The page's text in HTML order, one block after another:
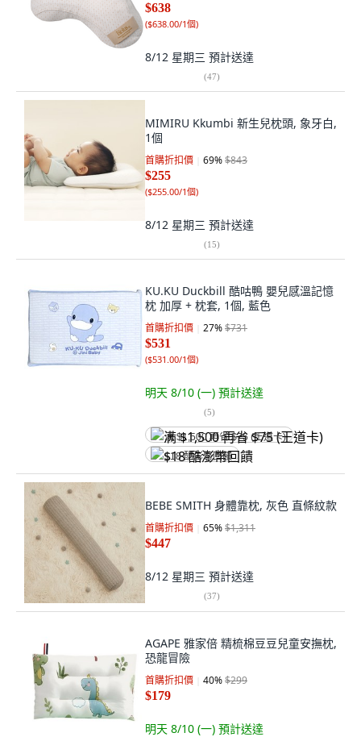
$638
($638.00/1個)
8/12 星期三 預計送達
(47)
MIMIRU Kkumbi 新生兒枕頭, 象牙白,
1個
首購折扣價 69%$843
$255
($255.00/1個)
8/12 星期三 預計送達
(15)
KU.KU Duckbill 酷咕鴨 嬰兒感溫記憶
枕 加厚 + 枕套, 1個, 藍色
首購折扣價 27%$731
$531
($531.00/1個)
明天 8/10 (一) 預計送達
(5)
满 $1,500 再省 $75 (王道卡)
$18 酷澎幣回饋
BEBE SMITH 身體靠枕, 灰色 直條紋款
首購折扣價 65%$1,311
$447
8/12 星期三 預計送達
(37)
AGAPE 雅家倍 精梳棉豆豆兒童安撫枕,
恐龍冒險
首購折扣價 40%$299
$179
明天 8/10 (一) 預計送達